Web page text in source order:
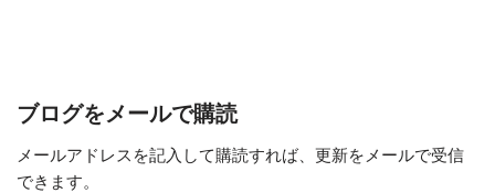
ブログをメールで購読
メールアドレスを記入して購読すれば、更新をメールで受信
できます。